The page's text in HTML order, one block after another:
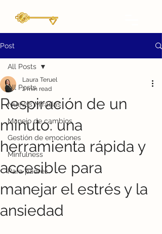
Post
All Posts
Nuevas Miradas
Manejo de cambios
Gestión de emociones
Minfulness
Para padres
All Posts
Respiración de un
minuto: una
herramienta rápida y
accesible para
manejar el estrés y la
ansiedad
Laura Teruel
2 min read